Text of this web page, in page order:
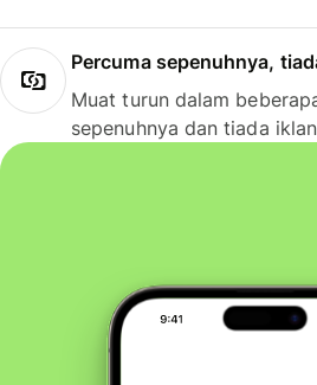
Percuma sepenuhnya,
Muat turun dalam
sepenuhnya dan tiada